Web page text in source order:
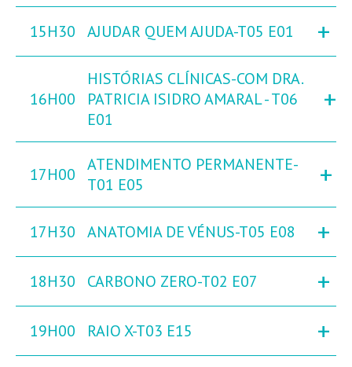
15H30 AJUDAR QUEM AJUDA-T05 E01 +
16H00
HISTÓRIAS CLÍNICAS-COM DRA.
PATRICIA ISIDRO AMARAL - T06
E01
+
17H00
ATENDIMENTO PERMANENTE-
T01 E05
+
17H30 ANATOMIA DE VÉNUS-T05 E08 +
18H30 CARBONO ZERO-T02 E07 +
19H00 RAIO X-T03 E15 +